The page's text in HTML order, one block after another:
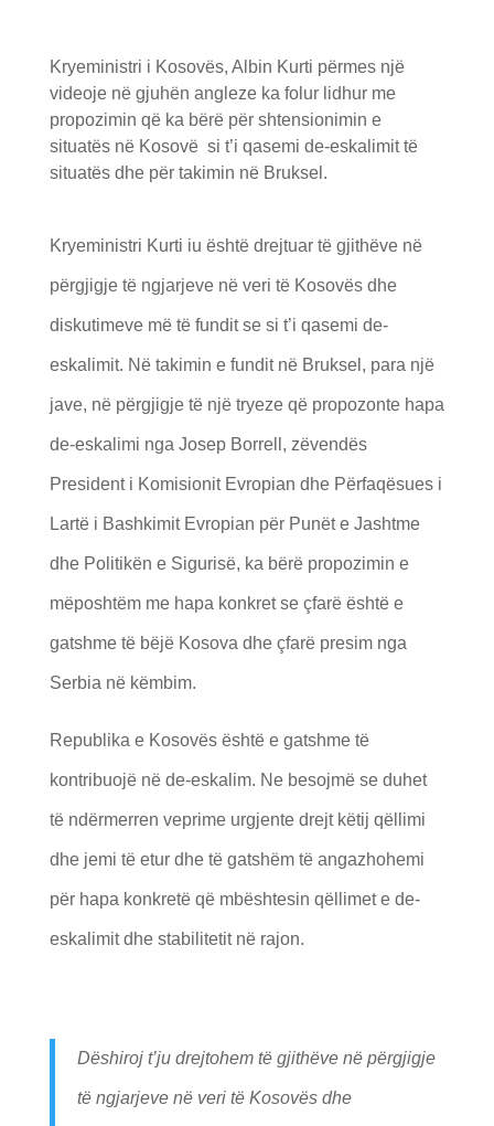
Kryeministri i Kosovës, Albin Kurti përmes një
videoje në gjuhën angleze ka folur lidhur me
propozimin që ka bërë për shtensionimin e
situatës në Kosovë si t’i qasemi de-eskalimit të
situatës dhe për takimin në Bruksel.
Kryeministri Kurti iu është drejtuar të gjithëve në
përgjigje të ngjarjeve në veri të Kosovës dhe
diskutimeve më të fundit se si t’i qasemi de-
eskalimit. Në takimin e fundit në Bruksel, para një
jave, në përgjigje të një tryeze që propozonte hapa
de-eskalimi nga Josep Borrell, zëvendës
President i Komisionit Evropian dhe Përfaqësues i
Lartë i Bashkimit Evropian për Punët e Jashtme
dhe Politikën e Sigurisë, ka bërë propozimin e
mëposhtëm me hapa konkret se çfarë është e
gatshme të bëjë Kosova dhe çfarë presim nga
Serbia në këmbim.
Republika e Kosovës është e gatshme të
kontribuojë në de-eskalim. Ne besojmë se duhet
të ndërmerren veprime urgjente drejt këtij qëllimi
dhe jemi të etur dhe të gatshëm të angazhohemi
për hapa konkretë që mbështesin qëllimet e de-
eskalimit dhe stabilitetit në rajon.
Dëshiroj t’ju drejtohem të gjithëve në përgjigje
të ngjarjeve në veri të Kosovës dhe